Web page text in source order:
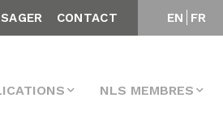
EN FR
CONTACT
NLS MEMBRES